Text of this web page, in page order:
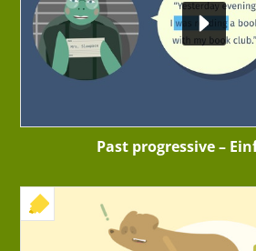
Past progressive –
+ INTERAKTIVE ÜBUNG